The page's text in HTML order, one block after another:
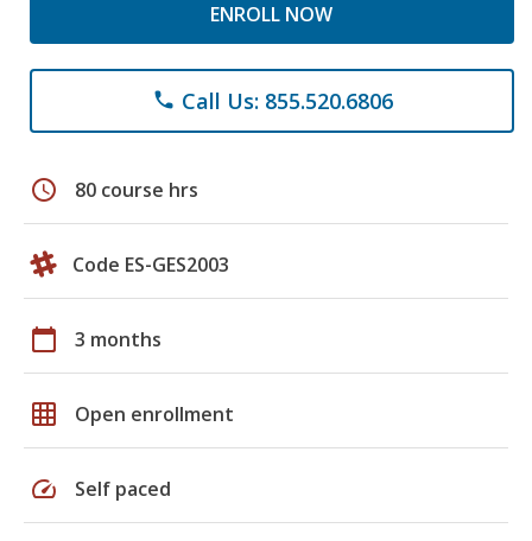
ENROLL NOW
phone Call Us: 855.520.6806
schedule 80 course hrs
Code ES-GES2003
calendar_today 3 months
grid_on Open enrollment
speed Self paced